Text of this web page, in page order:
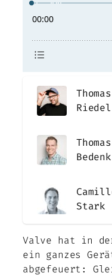
Thomas
Riedel
Thomas
Bedenk
Stark
Valve hat in der
ein ganzes
abgefeuert: